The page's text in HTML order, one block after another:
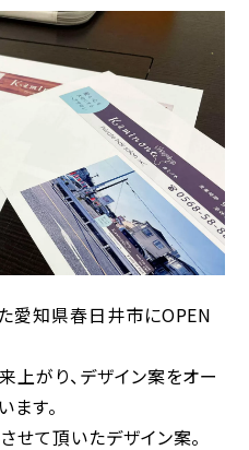
愛知県春日井市にOPEN
がり、デザイン案をオー
す。
て頂いたデザイン案。